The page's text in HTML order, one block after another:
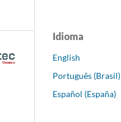
Idioma
English
Português (Brasil)
Español (España)